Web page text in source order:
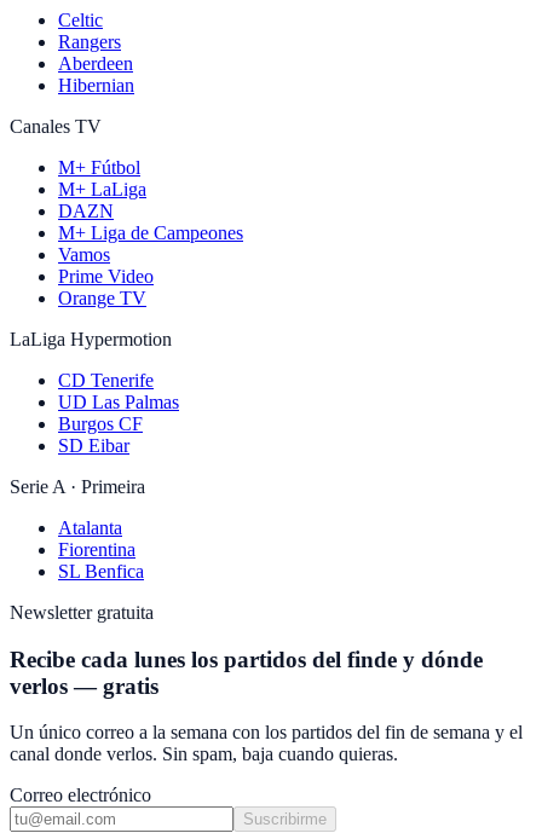
Celtic
Rangers
Aberdeen
Hibernian
Canales TV
M+ Fútbol
M+ LaLiga
DAZN
M+ Liga de Campeones
Vamos
Prime Video
Orange TV
LaLiga Hypermotion
CD Tenerife
UD Las Palmas
Burgos CF
SD Eibar
Serie A · Primeira
Atalanta
Fiorentina
SL Benfica
Newsletter gratuita
Recibe cada lunes los partidos del finde y dónde
verlos — gratis
Un único correo a la semana con los partidos del fin de semana y el
canal donde verlos. Sin spam, baja cuando quieras.
Correo electrónico
Suscribirme